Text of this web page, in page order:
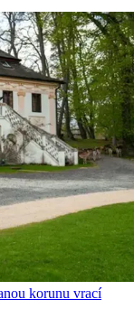
korunu vrací